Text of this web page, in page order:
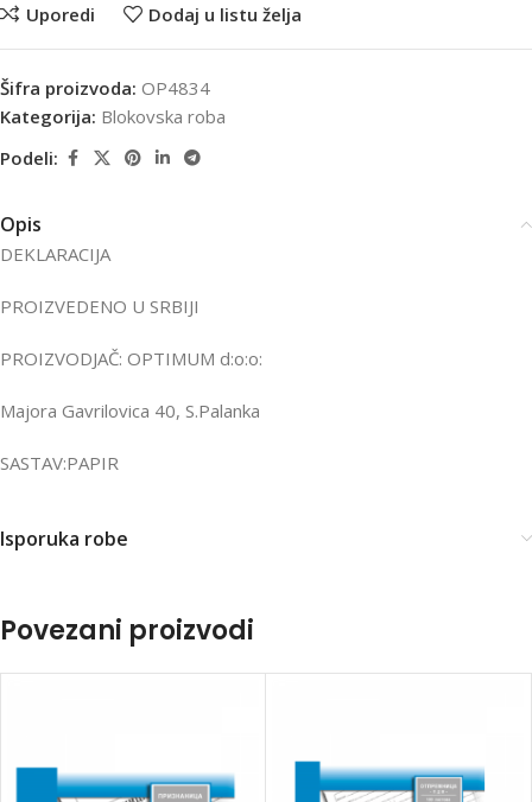
Uporedi Dodaj u listu želja
Šifra proizvoda: OP4834
Kategorija: Blokovska roba
Podeli:
Opis
DEKLARACIJA
PROIZVEDENO U SRBIJI
PROIZVODJAČ: OPTIMUM d:o:o:
Majora Gavrilovica 40, S.Palanka
SASTAV:PAPIR
Isporuka robe
Povezani proizvodi